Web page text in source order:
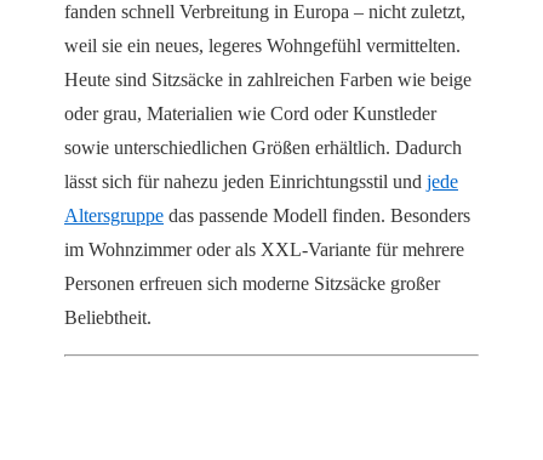
fanden schnell Verbreitung in Europa – nicht zuletzt,
weil sie ein neues, legeres Wohngefühl vermittelten.
Heute sind Sitzsäcke in zahlreichen Farben wie beige
oder grau, Materialien wie Cord oder Kunstleder
sowie unterschiedlichen Größen erhältlich. Dadurch
lässt sich für nahezu jeden Einrichtungsstil und jede
Altersgruppe das passende Modell finden. Besonders
im Wohnzimmer oder als XXL-Variante für mehrere
Personen erfreuen sich moderne Sitzsäcke großer
Beliebtheit.